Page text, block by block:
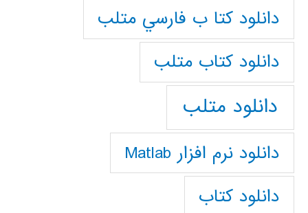
دانلود كتا ب فارسي متلب
دانلود كتاب متلب
دانلود متلب
دانلود نرم افزار Matlab
دانلود کتاب